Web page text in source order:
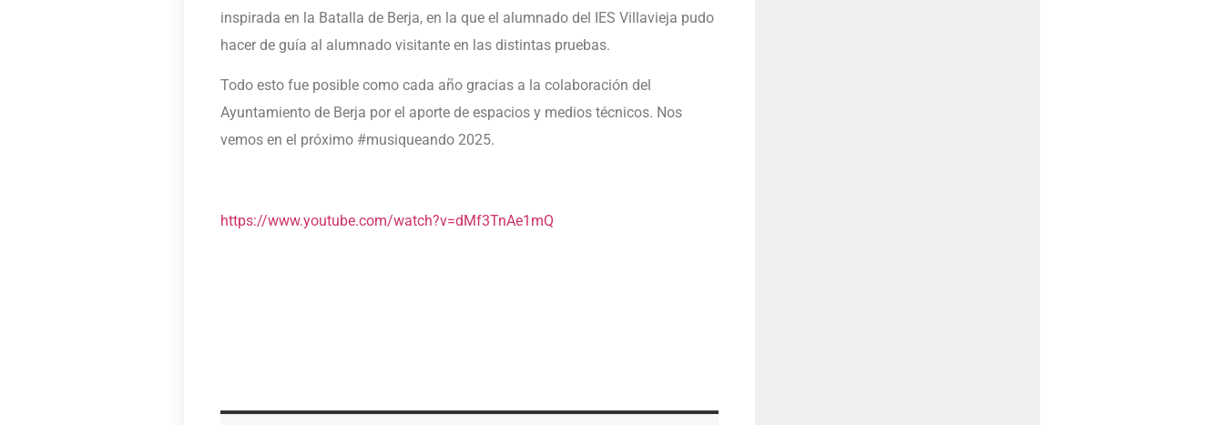
inspirada en la Batalla de Berja, en la que el alumnado del IES Villavieja pudo
hacer de guía al alumnado visitante en las distintas pruebas.
Todo esto fue posible como cada año gracias a la colaboración del
Ayuntamiento de Berja por el aporte de espacios y medios técnicos. Nos
vemos en el próximo #musiqueando 2025.
https://www.youtube.com/watch?v=dMf3TnAe1mQ